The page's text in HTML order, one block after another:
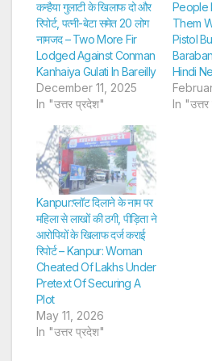
कन्हैया गुलाटी के खिलाफ दो और
रिपोर्ट, पत्नी-बेटा समेत 20 लोग
नामजद – Two More Fir
Lodged Against Conman
Kanhaiya Gulati In Bareilly
December 11, 2025
In "उत्तर प्रदेश"
People
Them
Pistol
Hindi
In
Kanpur:प्लॉट दिलाने के नाम पर
महिला से लाखों की ठगी, पीड़िता ने
आरोपियों के खिलाफ दर्ज कराई
रिपोर्ट – Kanpur: Woman
Cheated Of Lakhs Under
Pretext Of Securing A
Plot
May 11, 2026
In "उत्तर प्रदेश"